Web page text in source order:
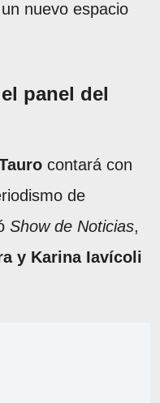
nuevo espacio
panel del
contará con
de
Show de Noticias,
y Karina Iavícoli